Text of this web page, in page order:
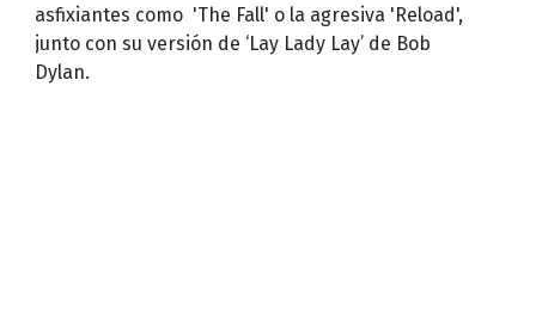
asfixiantes como 'The Fall' o la agresiva 'Reload',
junto con su versión de ‘Lay Lady Lay’ de Bob
Dylan.